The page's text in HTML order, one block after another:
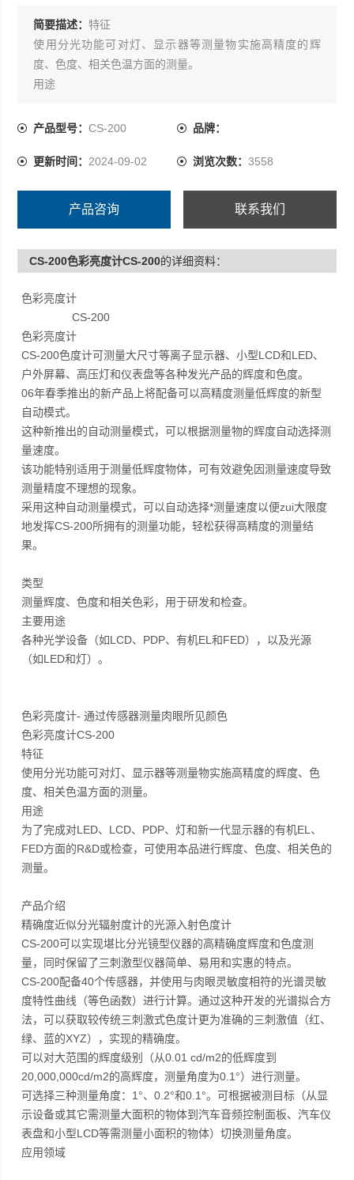
简要描述：特征
使用分光功能可对灯、显示器等测量物实施高精度的辉
度、色度、相关色温方面的测量。
用途
EL、FED方面的R&D或检查，可使用本品进行辉度、色
产品型号：CS-200 品牌：
更新时间： 2024-09-02 浏览次数： 3558
产品咨询 联系我们
CS-200色彩亮度计CS-200的详细资料：
色彩亮度计
CS-200
色彩亮度计
CS-200色度计可测量大尺寸等离子显示器、小型LCD和LED、
户外屏幕、高压灯和仪表盘等各种发光产品的辉度和色度。
06年春季推出的新产品上将配备可以高精度测量低辉度的新型
自动模式。
这种新推出的自动测量模式，可以根据测量物的辉度自动选择测
量速度。
该功能特别适用于测量低辉度物体，可有效避免因测量速度导致
测量精度不理想的现象。
采用这种自动测量模式，可以自动选择*测量速度以便zui大限度
地发挥CS-200所拥有的测量功能，轻松获得高精度的测量结
果。
类型
测量辉度、色度和相关色彩，用于研发和检查。
主要用途
各种光学设备（如LCD、PDP、有机EL和FED），以及光源
（如LED和灯）。
色彩亮度计- 通过传感器测量肉眼所见颜色
色彩亮度计CS-200
特征
使用分光功能可对灯、显示器等测量物实施高精度的辉度、色
度、相关色温方面的测量。
用途
为了完成对LED、LCD、PDP、灯和新一代显示器的有机EL、
FED方面的R&D或检查，可使用本品进行辉度、色度、相关色的
测量。
产品介绍
精确度近似分光辐射度计的光源入射色度计
CS-200可以实现堪比分光镜型仪器的高精确度辉度和色度测
量，同时保留了三刺激型仪器简单、易用和实惠的特点。
CS-200配备40个传感器，并使用与肉眼灵敏度相符的光谱灵敏
度特性曲线（等色函数）进行计算。通过这种开发的光谱拟合方
法，可以获取较传统三刺激式色度计更为准确的三刺激值（红、
绿、蓝的XYZ），实现的精确度。
可以对大范围的辉度级别（从0.01 cd/m2的低辉度到
20,000,000cd/m2的高辉度，测量角度为0.1°）进行测量。
可选择三种测量角度：1°、0.2°和0.1°。可根据被测目标（从显
示设备或其它需测量大面积的物体到汽车音频控制面板、汽车仪
表盘和小型LCD等需测量小面积的物体）切换测量角度。
应用领域